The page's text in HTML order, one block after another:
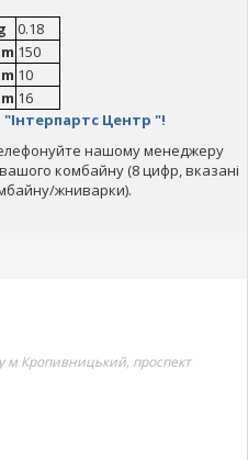
0.18
150
10
16
Центр "!
нашому менеджеру
комбайну (8 цифр, вказані
жниварки).
м Кропивницький, проспект